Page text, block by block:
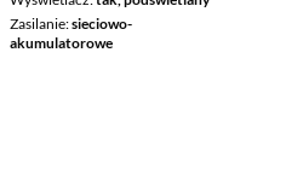
Zasilanie sieciowo-
akumulatorowe